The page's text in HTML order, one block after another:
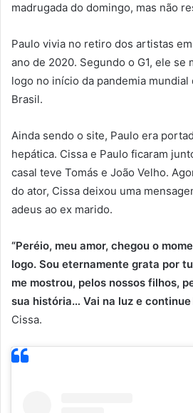
madrugada do domingo, mas não
Paulo vivia no retiro dos artistas
ano de 2020. Segundo o G1, ele se
logo no início da pandemia mundial
Brasil.
Ainda sendo o site, Paulo era
hepática. Cissa e Paulo ficaram
casal teve Tomás e João Velho.
do ator, Cissa deixou uma
adeus ao ex marido.
“Peréio, meu amor, chegou o
logo. Sou eternamente grata por
me mostrou, pelos nossos filhos,
sua história… Vai na luz e continue
Cissa.